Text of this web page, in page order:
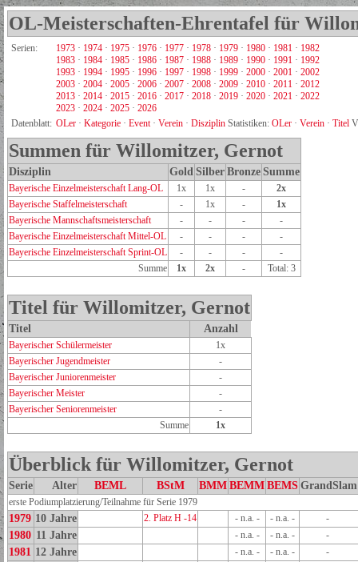
OL-Meisterschaften-Ehrentafel für
Serien: 1973 · 1974 · 1975 · 1976 · 1977 · 1978 · 1979 · 1980 · 1981 · 1982
1983 · 1984 · 1985 · 1986 · 1987 · 1988 · 1989 · 1990 · 1991 · 1992
1993 · 1994 · 1995 · 1996 · 1997 · 1998 · 1999 · 2000 · 2001 · 2002
2003 · 2004 · 2005 · 2006 · 2007 · 2008 · 2009 · 2010 · 2011 · 2012
2013 · 2014 · 2015 · 2016 · 2017 · 2018 · 2019 · 2020 · 2021 · 2022
2023 · 2024 · 2025 · 2026
Datenblatt: OLer · Kategorie · Event· Verein · Disziplin Statistiken: OLer · Verein · Titel
Summen für Willomitzer, Gernot
Disziplin Gold Silber Bronze Summe
Bayerische Einzelmeisterschaft Lang-OL 1x 1x -
2x
Bayerische Staffelmeisterschaft
- 1x -
1x
Bayerische Mannschaftsmeisterschaft
- - -
-
Bayerische Einzelmeisterschaft Mittel-OL
- - -
-
Bayerische Einzelmeisterschaft Sprint-OL
- - -
-
Summe
1x 2x - Total: 3
Titel für Willomitzer, Gernot
Titel Anzahl
Bayerischer Schülermeister
1x
Bayerischer Jugendmeister
-
Bayerischer Juniorenmeister
-
Bayerischer Meister
-
Bayerischer Seniorenmeister
-
Summe
1x
Überblick für Willomitzer, Gernot
Serie Alter BEML BStM BMM BEMM BEMS GrandSlam
erste Podiumplatzierung/Teilnahme für Serie 1979
1979 10 Jahre 2. Platz H -14 - n.a. - - n.a. - -
1980 11 Jahre - n.a. - - n.a. - -
1981 12 Jahre - n.a. - - n.a. - -